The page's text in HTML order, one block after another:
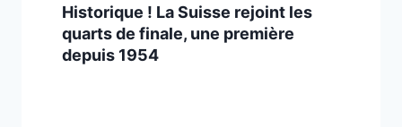
Historique ! La Suisse rejoint les
quarts de finale, une première
depuis 1954